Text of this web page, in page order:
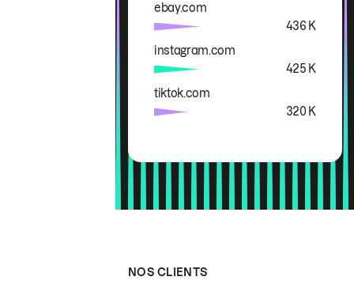
ebay.com
436 K
instagram.com
425 K
tiktok.com
320 K
NOS CLIENTS